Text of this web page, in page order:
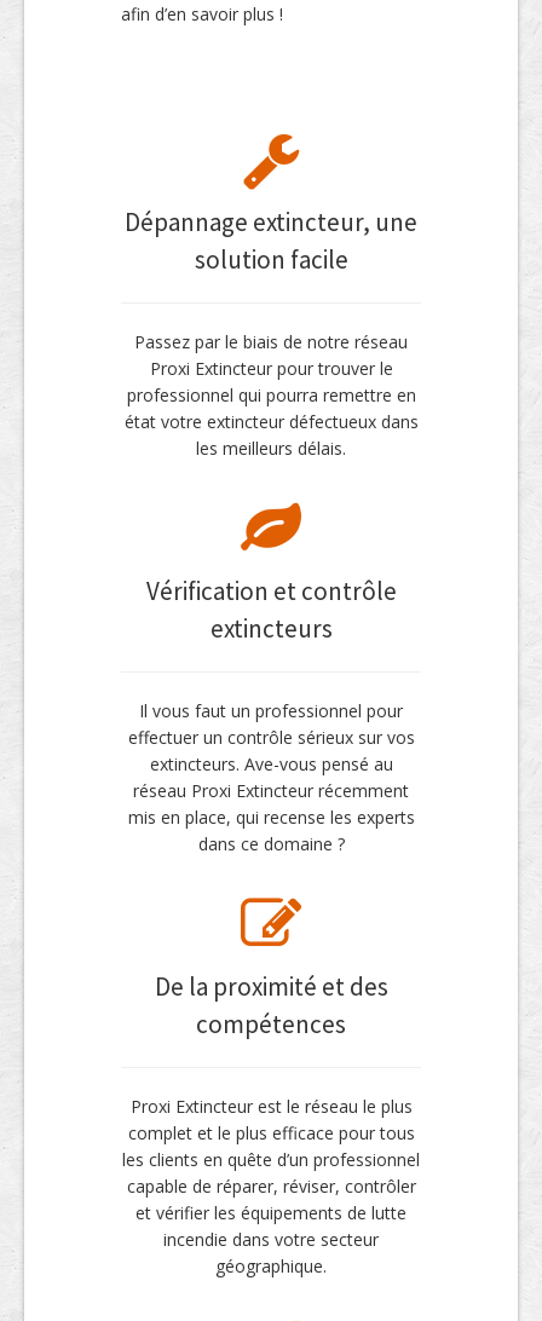
afin d’en savoir plus !
Dépannage extincteur, une
solution facile
Passez par le biais de notre réseau
Proxi Extincteur pour trouver le
professionnel qui pourra remettre en
état votre extincteur défectueux dans
les meilleurs délais.
Vérification et contrôle
extincteurs
Il vous faut un professionnel pour
effectuer un contrôle sérieux sur vos
extincteurs. Ave-vous pensé au
réseau Proxi Extincteur récemment
mis en place, qui recense les experts
dans ce domaine ?
De la proximité et des
compétences
Proxi Extincteur est le réseau le plus
complet et le plus efficace pour tous
les clients en quête d’un professionnel
capable de réparer, réviser, contrôler
et vérifier les équipements de lutte
incendie dans votre secteur
géographique.